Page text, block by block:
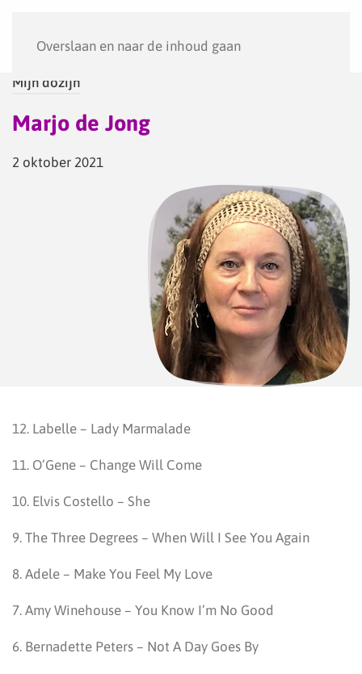
Overslaan en naar de inhoud gaan
Mijn dozijn
Marjo de Jong
2 oktober 2021
12. Labelle – Lady Marmalade
11. O’Gene – Change Will Come
10. Elvis Costello – She
9. The Three Degrees – When Will I See You Again
8. Adele – Make You Feel My Love
7. Amy Winehouse – You Know I’m No Good
6. Bernadette Peters – Not A Day Goes By